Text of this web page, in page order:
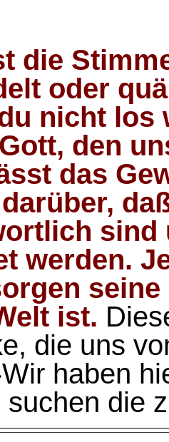
die
oder
nicht los
den
das
sind
werden.
ist.
die uns
haben
suchen die